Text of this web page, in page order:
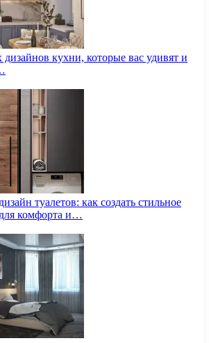
дизайнов кухни, которые вас удивят и
туалетов: как создать стильное
комфорта и…